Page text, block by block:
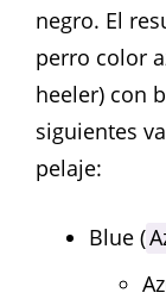
negro. El
perro color
heeler) con
siguientes
pelaje:
Blue (